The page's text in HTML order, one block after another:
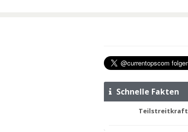
Schnelle Fakten
Teilstreitkraft